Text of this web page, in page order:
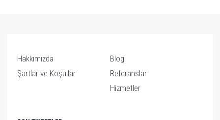
Hakkımızda
Şartlar ve Koşullar
Blog
Referanslar
Hizmetler